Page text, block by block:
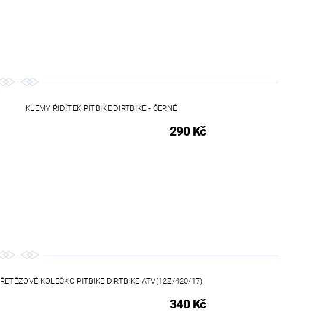
KLEMY ŘIDÍTEK PITBIKE DIRTBIKE - ČERNÉ
290 Kč
ŘETĚZOVÉ KOLEČKO PITBIKE DIRTBIKE ATV(12Z/420/17)
340 Kč